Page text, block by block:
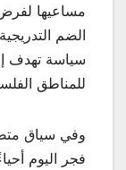
مساعيها
الضم
سياسة تهدف
للمناطق
وفي سياق
فجر اليوم